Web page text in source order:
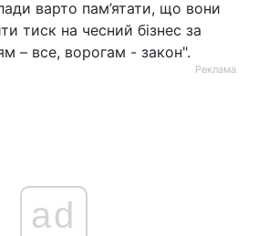
варто пам’ятати, що вони
тиск на чесний бізнес за
– все, ворогам - закон".
Реклама
ad